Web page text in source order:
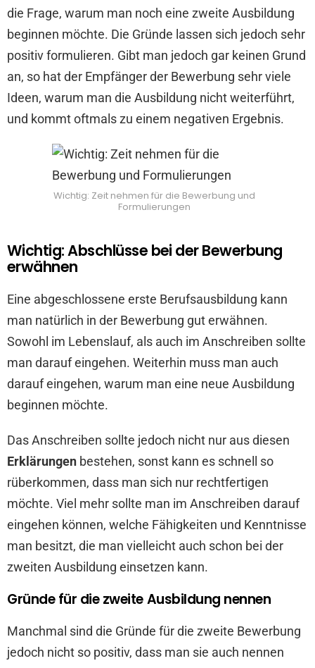
die Frage, warum man noch eine zweite Ausbildung
beginnen möchte. Die Gründe lassen sich jedoch sehr
positiv formulieren. Gibt man jedoch gar keinen Grund
an, so hat der Empfänger der Bewerbung sehr viele
Ideen, warum man die Ausbildung nicht weiterführt,
und kommt oftmals zu einem negativen Ergebnis.
Wichtig: Zeit nehmen für die Bewerbung und
Formulierungen
Wichtig: Abschlüsse bei der Bewerbung
erwähnen
Eine abgeschlossene erste Berufsausbildung kann
man natürlich in der Bewerbung gut erwähnen.
Sowohl im Lebenslauf, als auch im Anschreiben sollte
man darauf eingehen. Weiterhin muss man auch
darauf eingehen, warum man eine neue Ausbildung
beginnen möchte.
Das Anschreiben sollte jedoch nicht nur aus diesen
Erklärungen bestehen, sonst kann es schnell so
rüberkommen, dass man sich nur rechtfertigen
möchte. Viel mehr sollte man im Anschreiben darauf
eingehen können, welche Fähigkeiten und Kenntnisse
man besitzt, die man vielleicht auch schon bei der
zweiten Ausbildung einsetzen kann.
Gründe für die zweite Ausbildung nennen
Manchmal sind die Gründe für die zweite Bewerbung
jedoch nicht so positiv, dass man sie auch nennen